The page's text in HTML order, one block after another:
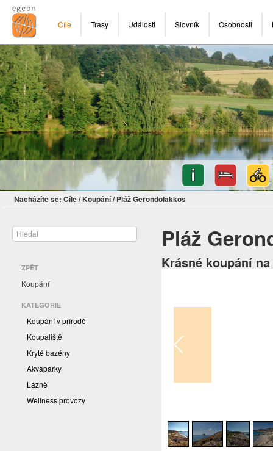
Cíle Trasy Události Slovník Osobnosti
Nacházíte se: Cíle/ Koupání/ Pláž Gerondolakkos
ZPĚT
Koupání
KATEGORIE
Koupání v přírodě
Koupaliště
Kryté bazény
Akvaparky
Lázně
Wellness provozy
Pláž
Krásné koupání